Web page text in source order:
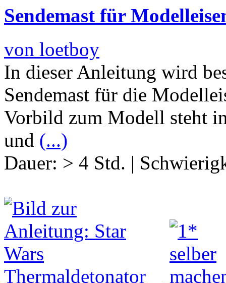
Sendemast für
von loetboy
In dieser Anleitung wird
Sendemast für die
Vorbild zum Modell steht
und (...)
Dauer: > 4 Std. |